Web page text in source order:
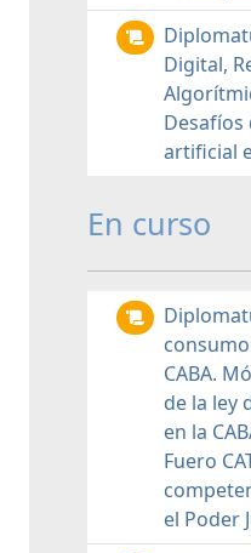
Digital,
Desafíos
artificial
En curso
CABA.
de la ley
en la
Fuero
el Poder